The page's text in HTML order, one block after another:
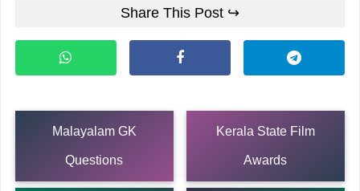
Share This Post ↪
Malayalam GK
Questions
Kerala State Film
Awards